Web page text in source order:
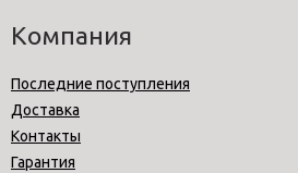
Компания
Последние поступления
Доставка
Контакты
Гарантия